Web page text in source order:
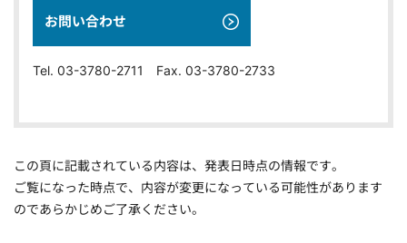
お問い合わせ
Tel. 03-3780-2711 Fax. 03-3780-2733
この頁に記載されている内容は、発表日時点の情報です。
ご覧になった時点で、内容が変更になっている可能性があります
のであらかじめご了承ください。